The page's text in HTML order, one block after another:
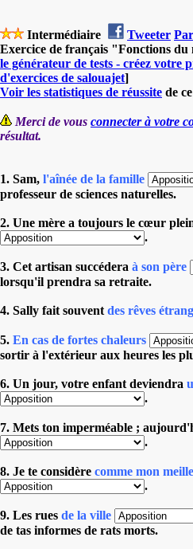
Intermédiaire Tweeter
Exercice de français "Fonctions
le générateur de tests - créez votre
d'exercices de salouajet]
Voir les statistiques de réussite de
Merci de vous connecter à votre
résultat.
1. Sam, l'aînée de la famille
professeur de sciences naturelles.
2. Une mère a toujours le cœur
.
3. Cet artisan succédera à son père
lorsqu'il prendra sa retraite.
4. Sally fait souvent des rêves
5. En cas de fortes chaleurs
sortir à l'extérieur aux heures les
6. Un jour, votre enfant deviendra
.
7. Mets ton imperméable ;
.
8. Je te considère comme mon
.
9. Les rues de la ville
de tas informes de rats morts.